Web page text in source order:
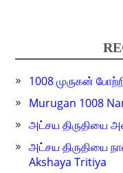
1008 முருகன்
Murugan 1008
அட்சய திருதியை
அட்சய திருதியை
Akshaya Tritiya